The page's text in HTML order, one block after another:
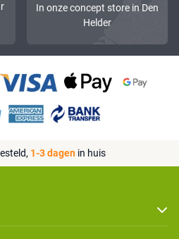
In onze concept store in Den
Helder
1-3 dagen in huis